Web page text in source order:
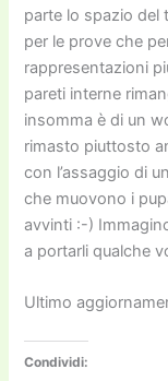
parte lo spazio del
per le prove che
rappresentazioni
pareti interne
insomma è di un
rimasto piuttosto
con l’assaggio di
che muovono i
avvinti :-)
a portarli qualche
Ultimo
Condividi: